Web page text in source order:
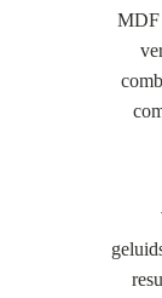
MDF